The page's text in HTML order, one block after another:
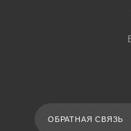
ОБРАТНАЯ СВЯЗЬ